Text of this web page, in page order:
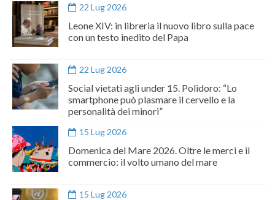
22 Lug 2026
Leone XIV: in libreria il nuovo libro sulla pace
con un testo inedito del Papa
22 Lug 2026
Social vietati agli under 15. Polidoro: “Lo
smartphone può plasmare il cervello e la
personalità dei minori”
15 Lug 2026
Domenica del Mare 2026. Oltre le merci e il
commercio: il volto umano del mare
15 Lug 2026